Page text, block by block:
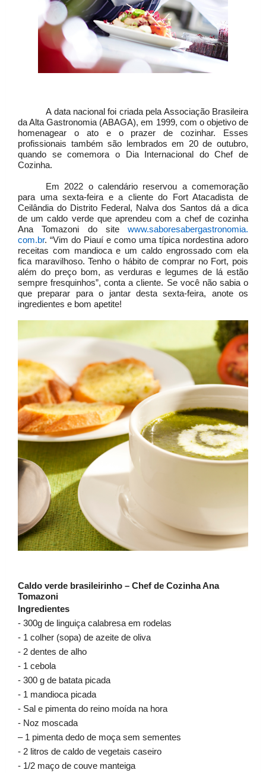
A data nacional foi criada pela Associação Brasileira
da Alta Gastronomia (ABAGA), em 1999, com o objetivo de
homenagear o ato e o prazer de cozinhar. Esses
profissionais também são lembrados em 20 de outubro,
quando se comemora o Dia Internacional do Chef de
Cozinha.
Em 2022 o calendário reservou a comemoração
para uma sexta-feira e a cliente do Fort Atacadista de
Ceilândia do Distrito Federal, Nalva dos Santos dá a dica
de um caldo verde que aprendeu com a chef de cozinha
Ana Tomazoni do site www.saboresabergastronomia.
com.br. “Vim do Piauí e como uma típica nordestina adoro
receitas com mandioca e um caldo engrossado com ela
fica maravilhoso. Tenho o hábito de comprar no Fort, pois
além do preço bom, as verduras e legumes de lá estão
sempre fresquinhos”, conta a cliente. Se você não sabia o
que preparar para o jantar desta sexta-feira, anote os
ingredientes e bom apetite!
Caldo verde brasileirinho – Chef de Cozinha Ana
Tomazoni
Ingredientes
- 300g de linguiça calabresa em rodelas
- 1 colher (sopa) de azeite de oliva
- 2 dentes de alho
- 1 cebola
- 300 g de batata picada
- 1 mandioca picada
- Sal e pimenta do reino moída na hora
- Noz moscada
– 1 pimenta dedo de moça sem sementes
- 2 litros de caldo de vegetais caseiro
- 1/2 maço de couve manteiga